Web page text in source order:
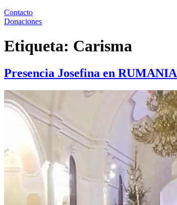
Contacto
Donaciones
Etiqueta: Carisma
Presencia Josefina en RUMANIA